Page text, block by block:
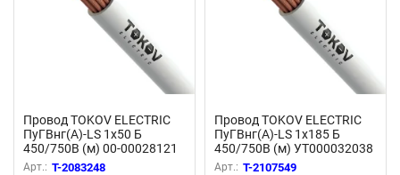
Провод TOKOV ELECTRIC
ПуГВнг(А)-LS 1х50 Б
450/750В (м) 00-00028121
Арт.: T-2083248
Провод TOKOV ELECTRIC
ПуГВнг(А)-LS 1х185 Б
450/750В (м) УТ000032038
Арт.: T-2107549